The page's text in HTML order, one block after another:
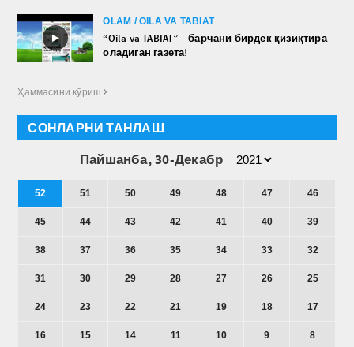
►
OLAM / OILA VA TABIAT
“Oila va TABIAT” – барчани бирдек қизиқтира
оладиган газета!
Ҳаммасини кўриш 
СОНЛАРНИ ТАНЛАШ
Пайшанба, 30-Декабр
52 51 50 49 48 47 46
45 44 43 42 41 40 39
38 37 36 35 34 33 32
31 30 29 28 27 26 25
24 23 22 21 19 18 17
16 15 14 11 10 9 8